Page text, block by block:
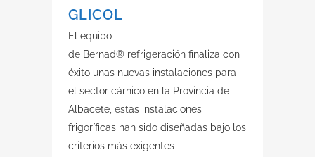
GLICOL
El equipo
de Bernad® refrigeración finaliza con
éxito unas nuevas instalaciones para
el sector cárnico en la Provincia de
Albacete, estas instalaciones
frigoríficas han sido diseñadas bajo los
criterios más exigentes